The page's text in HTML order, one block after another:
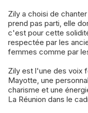
Zily a choisi de
prend pas parti, elle
c'est pour cette
respectée par les
femmes comme par
Zily est l'une des voix
Mayotte, une
charisme et une
La Réunion dans le